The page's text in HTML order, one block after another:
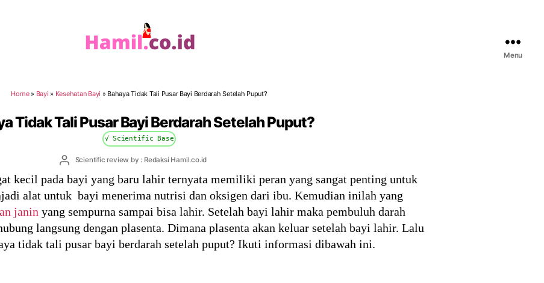
Menu
Home» Bayi » Kesehatan Bayi » Bahaya Tidak Tali Pusar Bayi Berdarah Setelah Puput?
Tidak Tali Pusar Bayi Berdarah Setelah Puput?
√ Scientific Base
PostScientific review by : Redaksi Hamil.co.id
kecil pada bayi yang baru lahir ternyata memiliki peran yang sangat penting untuk
alat untuk bayi menerima nutrisi dan oksigen dari ibu. Kemudian inilah yang
janin yang sempurna sampai bisa lahir. Setelah bayi lahir maka pembuluh darah
langsung dengan plasenta. Dimana plasenta akan keluar setelah bayi lahir. Lalu
tidak tali pusar bayi berdarah setelah puput? Ikuti informasi dibawah ini.